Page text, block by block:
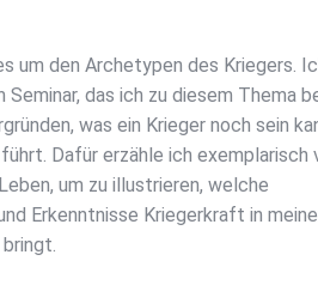
um den Archetypen des Kriegers.
Seminar, das ich zu diesem Thema
was ein Krieger noch sein
Dafür erzähle ich exemplarisch
um zu illustrieren, welche
Erkenntnisse Kriegerkraft in